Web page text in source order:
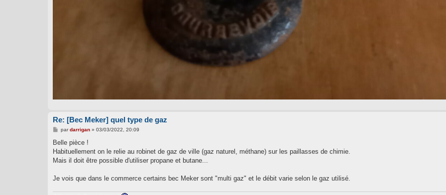
Re: [Bec Meker] quel type de gaz
M
s
a
g
pardarrigan» 03/03/2022, 20:09
Belle pièce !
Habituellement on le relie au robinet de gaz de ville (gaz naturel, méthane) sur les paillasses de chimie.
Mais il doit être possible d'utiliser propane et butane...
Je vois que dans le commerce certains bec Meker sont "multi gaz" et le débit varie selon le gaz utilisé.